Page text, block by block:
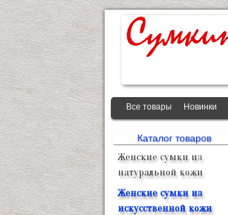
Все товары Новинки
Каталог товаров
Женские сумки из
натуральной кожи
Женские сумки из
искусственной кожи